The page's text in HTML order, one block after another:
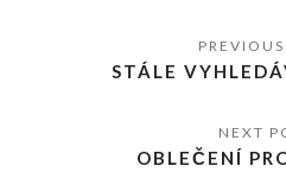
STÁLE
OBLEČENÍ